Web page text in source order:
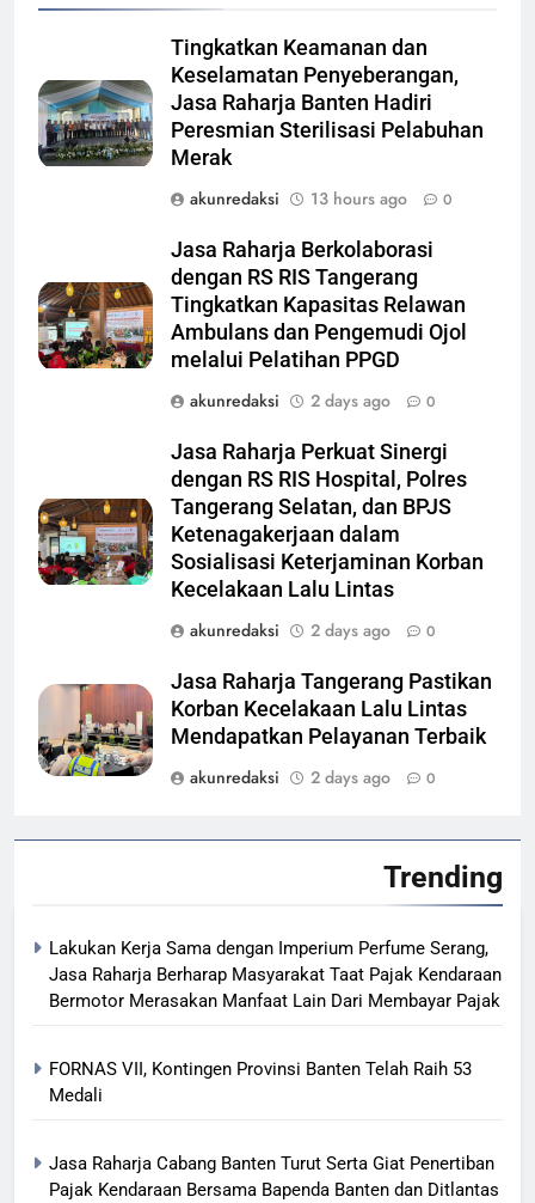
Tingkatkan Keamanan dan
Keselamatan Penyeberangan,
Jasa Raharja Banten Hadiri
Peresmian Sterilisasi Pelabuhan
Merak
akunredaksi
13 hours ago 0
Jasa Raharja Berkolaborasi
dengan RS RIS Tangerang
Tingkatkan Kapasitas Relawan
Ambulans dan Pengemudi Ojol
melalui Pelatihan PPGD
akunredaksi
2 days ago 0
Jasa Raharja Perkuat Sinergi
dengan RS RIS Hospital, Polres
Tangerang Selatan, dan BPJS
Ketenagakerjaan dalam
Sosialisasi Keterjaminan Korban
Kecelakaan Lalu Lintas
akunredaksi
2 days ago 0
Jasa Raharja Tangerang Pastikan
Korban Kecelakaan Lalu Lintas
Mendapatkan Pelayanan Terbaik
akunredaksi
2 days ago 0
Trending
Lakukan Kerja Sama dengan Imperium Perfume Serang,
Jasa Raharja Berharap Masyarakat Taat Pajak Kendaraan
Bermotor Merasakan Manfaat Lain Dari Membayar Pajak
FORNAS VII, Kontingen Provinsi Banten Telah Raih 53
Medali
Jasa Raharja Cabang Banten Turut Serta Giat Penertiban
Pajak Kendaraan Bersama Bapenda Banten dan Ditlantas